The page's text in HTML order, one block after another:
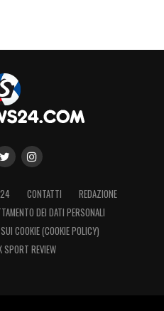
24 CONTATTI
REDAZIONE
DEI DATI PERSONALI
COOKIE (COOKIE POLICY)
SPORT REVIEW